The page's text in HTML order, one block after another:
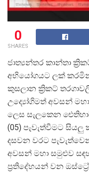
0
SHARES
ජාත්යන්තර කාන්තා ක්
අභියෝගයට ලක්
කුසලාන ක්රිකට්
උද්යෝගිමත් අවසන්
ලෙස සැලකෙන
(05) පැවැත්වීමට
දසවන වරට
අවසන් මහා සමුළුව
ප්රතිදේහයන් වන ඔස්ට්